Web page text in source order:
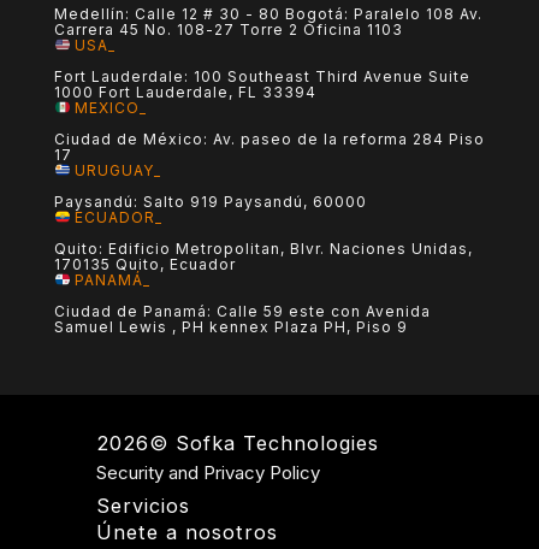
Medellín: Calle 12 # 30 - 80 Bogotá: Paralelo 108 Av.
Carrera 45 No. 108-27 Torre 2 Oficina 1103
USA_
Fort Lauderdale: 100 Southeast Third Avenue Suite
1000 Fort Lauderdale, FL 33394
MEXICO_
Ciudad de México: Av. paseo de la reforma 284 Piso
17
URUGUAY_
Paysandú: Salto 919 Paysandú, 60000
ECUADOR_
Quito: Edificio Metropolitan, Blvr. Naciones Unidas,
170135 Quito, Ecuador
PANAMÁ_
Ciudad de Panamá: Calle 59 este con Avenida
Samuel Lewis , PH kennex Plaza PH, Piso 9
2026© Sofka Technologies
Security and Privacy Policy
Servicios
Únete a nosotros